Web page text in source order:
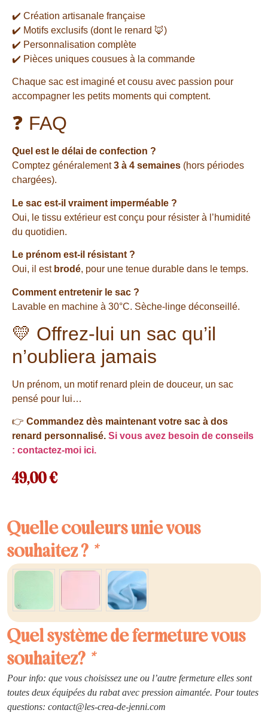
✔️ Création artisanale française
✔️ Motifs exclusifs (dont le renard 🦊)
✔️ Personnalisation complète
✔️ Pièces uniques cousues à la commande
Chaque sac est imaginé et cousu avec passion pour
accompagner les petits moments qui comptent.
❓ FAQ
Quel est le délai de confection ?
Comptez généralement3 à 4 semaines (hors périodes
chargées).
Le sac est-il vraiment imperméable ?
Oui, le tissu extérieur est conçu pour résister à l’humidité
du quotidien.
Le prénom est-il résistant ?
Oui, il est brodé, pour une tenue durable dans le temps.
Comment entretenir le sac ?
Lavable en machine à 30°C. Sèche-linge déconseillé.
💛 Offrez-lui un sac qu’il
n’oubliera jamais
Un prénom, un motif renard plein de douceur, un sac
pensé pour lui…
👉 Commandez dès maintenant votre sac à dos
renard personnalisé. Si vous avez besoin de conseils
: contactez-moi ici.
49,00€
Quelle couleurs unie vous
souhaitez ? *
Quel système de fermeture vous
souhaitez? *
Pour info: que vous choisissez une ou l’autre fermeture elles sont
toutes deux équipées du rabat avec pression aimantée. Pour toutes
questions: contact@les-crea-de-jenni.com